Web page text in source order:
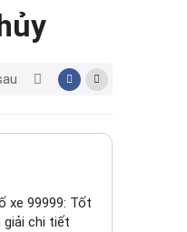
xe 99999: Tốt
giải chi tiết